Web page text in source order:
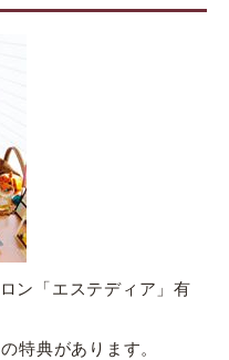
ン「エステディア」有
の特典があります。